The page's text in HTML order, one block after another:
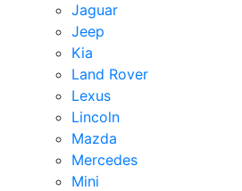
Jaguar
Jeep
Kia
Land Rover
Lexus
Lincoln
Mazda
Mercedes
Mini